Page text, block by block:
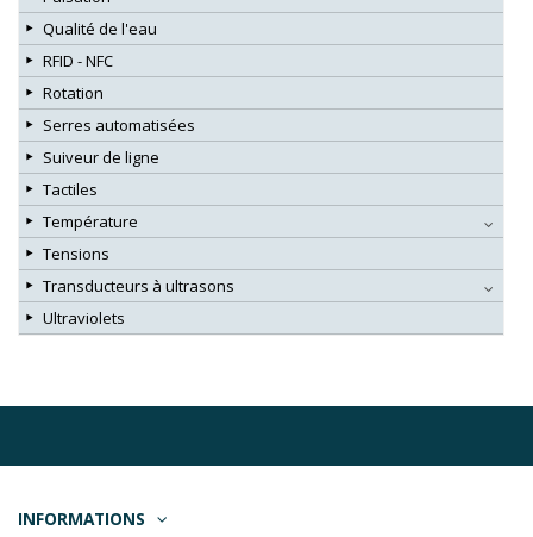
Qualité de l'eau
RFID - NFC
Rotation
Serres automatisées
Suiveur de ligne
Tactiles
Température
Tensions
Transducteurs à ultrasons
Ultraviolets
INFORMATIONS